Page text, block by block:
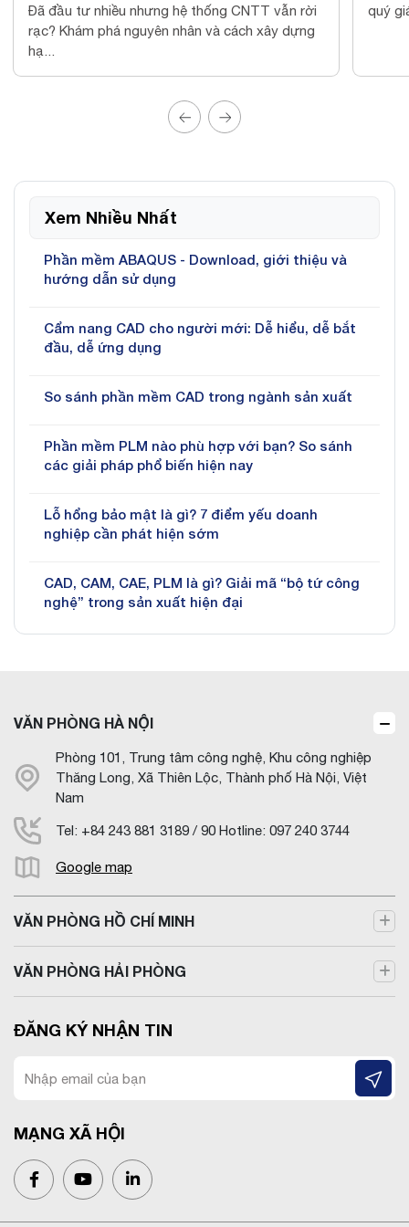
quý giá nhất của doanh nghiệp. Tuy nhiên,...
liệu
Xem Nhiều Nhất
Phần mềm ABAQUS - Download, giới thiệu và
hướng dẫn sử dụng
Cẩm nang CAD cho người mới: Dễ hiểu, dễ bắt
đầu, dễ ứng dụng
So sánh phần mềm CAD trong ngành sản xuất
Phần mềm PLM nào phù hợp với bạn? So sánh
các giải pháp phổ biến hiện nay
Lỗ hổng bảo mật là gì? 7 điểm yếu doanh
nghiệp cần phát hiện sớm
CAD, CAM, CAE, PLM là gì? Giải mã “bộ tứ công
nghệ” trong sản xuất hiện đại
VĂN PHÒNG HÀ NỘI
Phòng 101, Trung tâm công nghệ, Khu công nghiệp
Thăng Long, Xã Thiên Lộc, Thành phố Hà Nội, Việt
Nam
Tel: +84 243 881 3189 / 90 Hotline: 097 240 3744
Google map
VĂN PHÒNG HỒ CHÍ MINH
VĂN PHÒNG HẢI PHÒNG
ĐĂNG KÝ NHẬN TIN
MẠNG XÃ HỘI